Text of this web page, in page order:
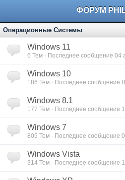
Операционные Системы
Windows 11
6 Тем · Последнее сообщение 04
Windows 10
186 Тем · Последнее сообщение
Windows 8.1
177 Тем · Последнее сообщение
Windows 7
805 Тем · Последнее сообщение
Windows Vista
314 Тем · Последнее сообщение